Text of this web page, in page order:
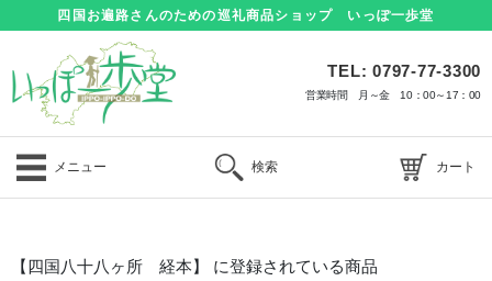
四国お遍路さんのための巡礼商品ショップ いっぽ一歩堂
TEL: 0797-77-3300
営業時間 月～金 10：00～17：00
メニュー 検索 カート
【四国八十八ヶ所 経本】 に登録されている商品